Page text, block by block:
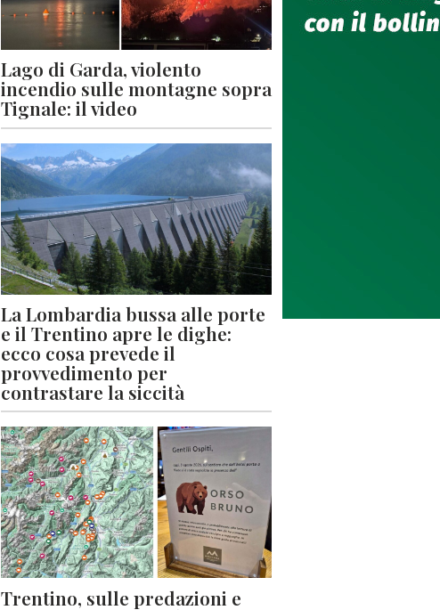
Lago di Garda, violento
incendio sulle montagne sopra
Tignale: il video
La Lombardia bussa alle porte
e il Trentino apre le dighe:
ecco cosa prevede il
provvedimento per
contrastare la siccità
Trentino, sulle predazioni e